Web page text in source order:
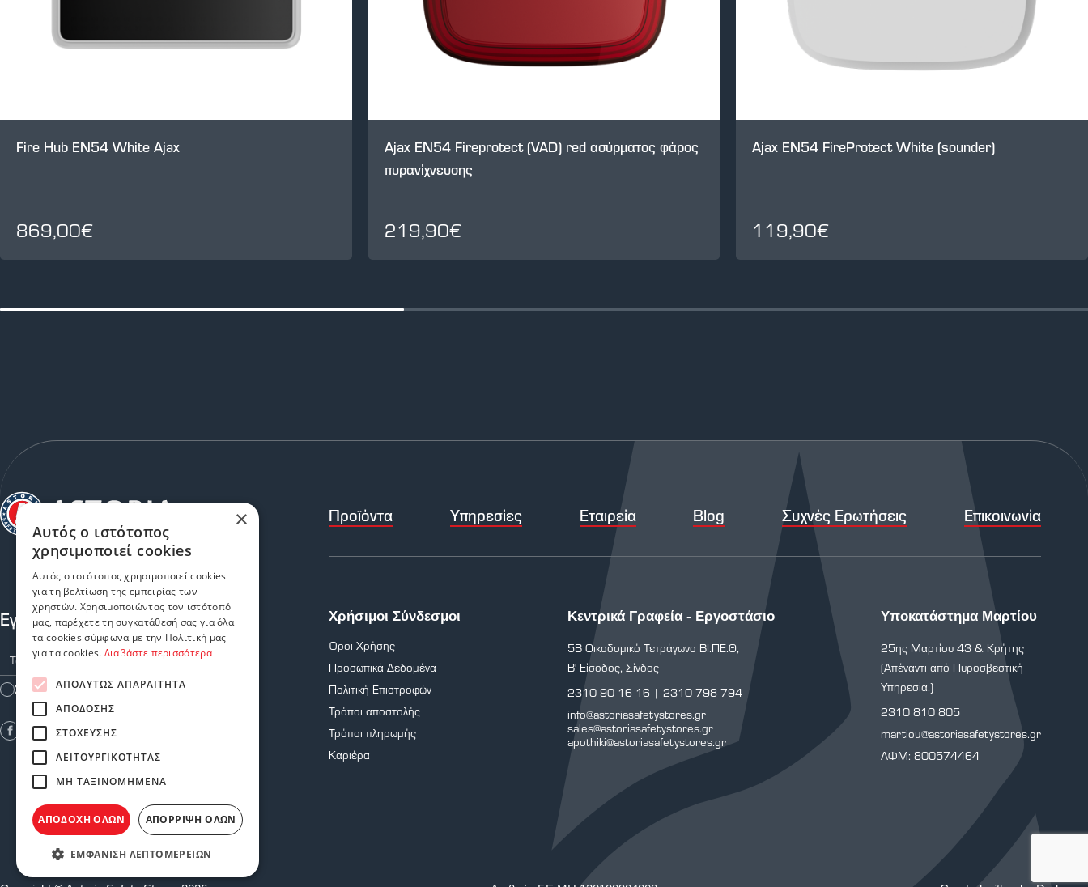
Fire Hub EN54 White Ajax
869,00€
Ajax EN54 Fireprotect (VAD) red ασύρματος φάρος
πυρανίχνευσης
219,90€
Ajax EN54 FireProtect White (sounder)
119,90€
Προϊόντα Υπηρεσίες Εταιρεία Blog Συχνές Ερωτήσεις Επικοινωνία
Εγγραφείτε στο Newsletter μας
Συμφωνώ με τους Όρους Χρήσης
Χρήσιμοι Σύνδεσμοι
Όροι Χρήσης
Προσωπικά Δεδομένα
Πολιτική Επιστροφών
Τρόποι αποστολής
Τρόποι πληρωμής
Καριέρα
Κεντρικά Γραφεία - Εργοστάσιο
5Β Οικοδομικό Τετράγωνο ΒΙ.ΠΕ.Θ,
Β' Είσοδος, Σίνδος
2310 90 16 16 | 2310 798 794
info@astoriasafetystores.gr
sales@astoriasafetystores.gr
apothiki@astoriasafetystores.gr
Υποκατάστημα Μαρτίου
25ης Μαρτίου 43 & Κρήτης
(Απέναντι από Πυροσβεστική
Υπηρεσία.)
2310 810 805
martiou@astoriasafetystores.gr
ΑΦΜ: 800574464
×
Αυτός ο ιστότοπος
χρησιμοποιεί cookies
Αυτός ο ιστότοπος χρησιμοποιεί cookies
για τη βελτίωση της εμπειρίας των
χρηστών. Χρησιμοποιώντας τον ιστότοπό
μας, παρέχετε τη συγκατάθεσή σας για όλα
τα cookies σύμφωνα με την Πολιτική μας
για τα cookies. Διαβάστε περισσότερα
ΑΠΟΛΎΤΩΣ ΑΠΑΡΑΊΤΗΤΑ
ΑΠΌΔΟΣΗΣ
ΣΤΌΧΕΥΣΗΣ
ΛΕΙΤΟΥΡΓΙΚΌΤΗΤΑΣ
ΜΗ ΤΑΞΙΝΟΜΗΜΈΝΑ
ΑΠΟΔΟΧΉ ΌΛΩΝ ΑΠΌΡΡΙΨΗ ΌΛΩΝ
ΕΜΦΆΝΙΣΗ ΛΕΠΤΟΜΕΡΕΙΏΝ